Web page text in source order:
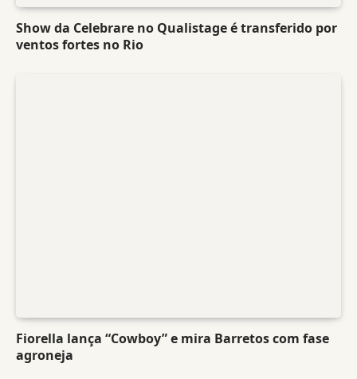
Show da Celebrare no Qualistage é transferido por
ventos fortes no Rio
Fiorella lança “Cowboy” e mira Barretos com fase
agroneja